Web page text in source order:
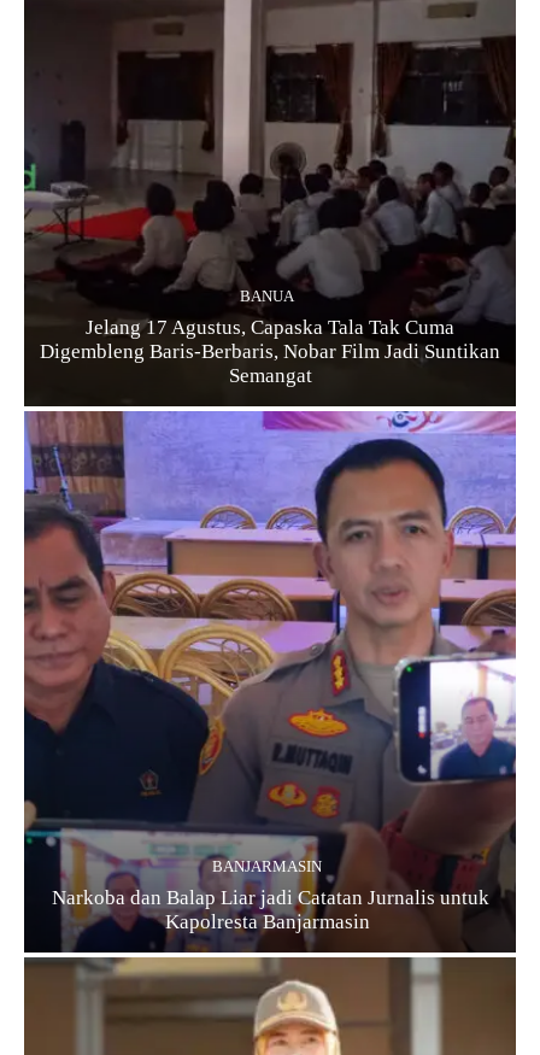
BANUA
Jelang 17 Agustus, Capaska Tala Tak Cuma
Digembleng Baris-Berbaris, Nobar Film Jadi Suntikan
Semangat
BANJARMASIN
Narkoba dan Balap Liar jadi Catatan Jurnalis untuk
Kapolresta Banjarmasin